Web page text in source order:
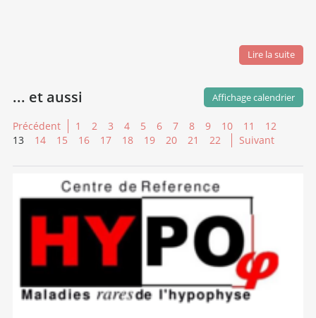
Lire la suite
... et aussi Affichage calendrier
Précédent 1 2 3 4 5 6 7 8 9 10 11
12
13
14 15 16 17 18 19 20 21 22 Suivant